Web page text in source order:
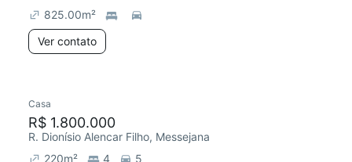
825.00m²
Ver contato
Casa
R$ 1.800.000
R. Dionísio Alencar Filho, Messejana
220m² 4 5